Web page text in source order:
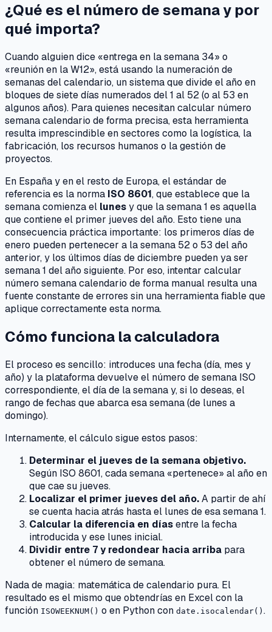
¿Qué es el número de semana y por
qué importa?
Cuando alguien dice «entrega en la semana 34» o
«reunión en la W12», está usando la numeración de
semanas del calendario, un sistema que divide el año en
bloques de siete días numerados del 1 al 52 (o al 53 en
algunos años). Para quienes necesitan calcular número
semana calendario de forma precisa, esta herramienta
resulta imprescindible en sectores como la logística, la
fabricación, los recursos humanos o la gestión de
proyectos.
En España y en el resto de Europa, el estándar de
referencia es la norma ISO 8601, que establece que la
semana comienza el lunesy que la semana 1 es aquella
que contiene el primer jueves del año. Esto tiene una
consecuencia práctica importante: los primeros días de
enero pueden pertenecer a la semana 52 o 53 del año
anterior, y los últimos días de diciembre pueden ya ser
semana 1 del año siguiente. Por eso, intentar calcular
número semana calendario de forma manual resulta una
fuente constante de errores sin una herramienta fiable que
aplique correctamente esta norma.
Cómo funciona la calculadora
El proceso es sencillo: introduces una fecha (día, mes y
año) y la plataforma devuelve el número de semana ISO
correspondiente, el día de la semana y, si lo deseas, el
rango de fechas que abarca esa semana (de lunes a
domingo).
Internamente, el cálculo sigue estos pasos:
Determinar el jueves de la semana objetivo.
Según ISO 8601, cada semana «pertenece» al año en
que cae su jueves.
Localizar el primer jueves del año.A partir de ahí
se cuenta hacia atrás hasta el lunes de esa semana 1.
Calcular la diferencia en díasentre la fecha
introducida y ese lunes inicial.
Dividir entre 7 y redondear hacia arriba para
obtener el número de semana.
Nada de magia: matemática de calendario pura. El
resultado es el mismo que obtendrías en Excel con la
función ISOWEEKNUM() o en Python con date.isocalendar() .